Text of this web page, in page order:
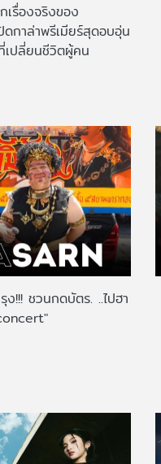
เรื่องจริงของ
กาล่าพรีเมียร์สุดอบอุ่น
เปลี่ยนชีวิตผู้คน
!!! ชวนกดบัตร. ..ไปฮา